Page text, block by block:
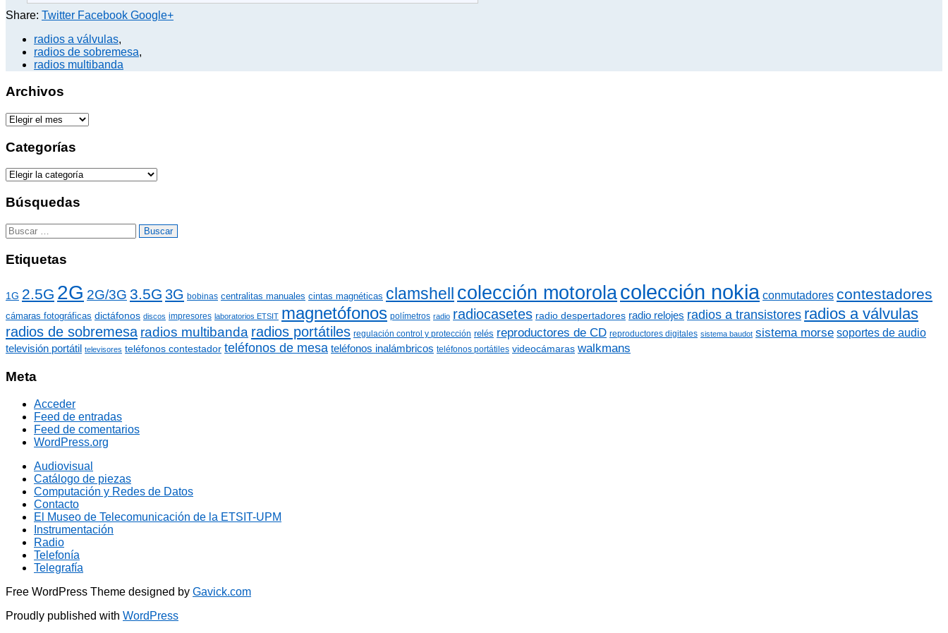
Share: Twitter Facebook Google+
radios a válvulas,
radios de sobremesa,
radios multibanda
Archivos
A
c
i
v
s
Categorías
C
t
g
o
í
Búsquedas
B
u
s
c
r
Etiquetas
1G 2.5G 2G 2G/3G 3.5G 3G bobinas centralitas manuales cintas magnéticas clamshell colección motorolacolección nokia conmutadores contestadores
cámaras fotográficas dictáfonos discos impresores laboratorios ETSIT magnetófonos polímetros radio radiocasetes radio despertadores radio relojes radios a transistores radios a válvulas
radios de sobremesa radios multibanda radios portátiles regulación control y protección relés reproductores de CD reproductores digitales sistema baudot sistema morse soportes de audio
televisión portátil televisores teléfonos contestador teléfonos de mesa teléfonos inalámbricos teléfonos portátiles videocámaras walkmans
Meta
Acceder
Feed de entradas
Feed de comentarios
WordPress.org
Audiovisual
Catálogo de piezas
Computación y Redes de Datos
Contacto
El Museo de Telecomunicación de la ETSIT-UPM
Instrumentación
Radio
Telefonía
Telegrafía
Free WordPress Theme designed by Gavick.com
Proudly published with WordPress